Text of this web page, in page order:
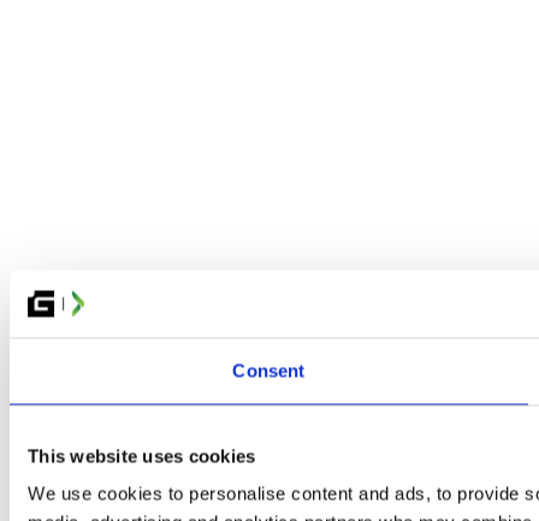
Consent
This website uses cookies
We use cookies to personalise content and ads, to provide